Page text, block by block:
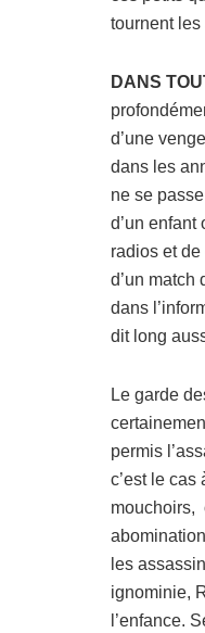
tournent les
DANS
d’une
dans les
ne se
d’un enfant
radios et
d’un match
dans
dit long
Le garde
permis
c’est le
mouchoirs,
les
ignominie,
l’enfance.